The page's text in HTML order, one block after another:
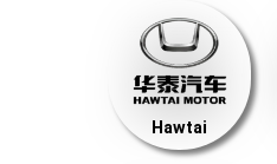
Hawtai